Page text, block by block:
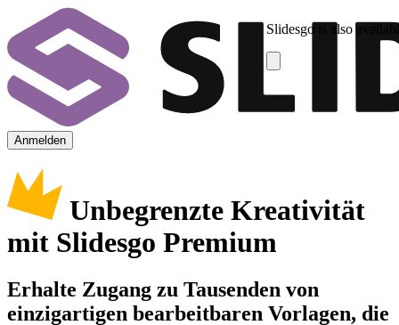
Slidesgo is also
Anmelden
Unbegrenzte Kreativität
mit Slidesgo Premium
Erhalte Zugang zu Tausenden von
einzigartigen bearbeitbaren Vorlagen, die